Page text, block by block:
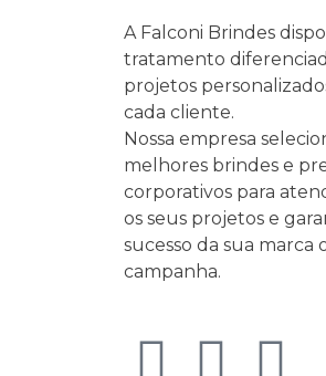
A Falconi Brindes
tratamento
projetos
cada cliente.
Nossa empresa
melhores brindes e
corporativos para
os seus projetos e
sucesso da sua marca
campanha.